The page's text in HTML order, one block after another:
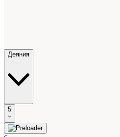
Деяния
5